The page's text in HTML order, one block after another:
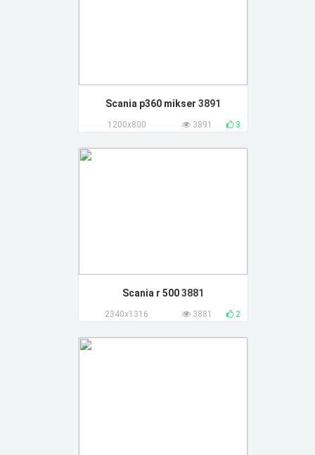
Scania p360 mikser 3891
1200x800 3
3891
Scania r 5003881
2340x1316 2
3881